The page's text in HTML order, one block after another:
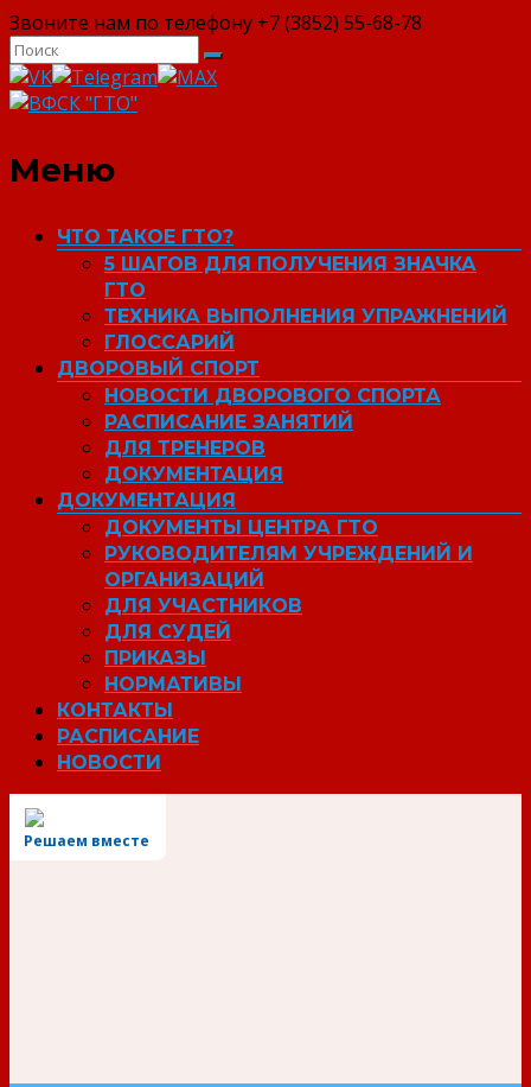
Звоните нам по телефону +7 (3852) 55-68-78
ВФСК "ГТО"
Меню
ЧТО ТАКОЕ ГТО?
5 ШАГОВ ДЛЯ ПОЛУЧЕНИЯ ЗНАЧКА
ГТО
ТЕХНИКА ВЫПОЛНЕНИЯ УПРАЖНЕНИЙ
ГЛОССАРИЙ
ДВОРОВЫЙ СПОРТ
НОВОСТИ ДВОРОВОГО СПОРТА
РАСПИСАНИЕ ЗАНЯТИЙ
ДЛЯ ТРЕНЕРОВ
ДОКУМЕНТАЦИЯ
ДОКУМЕНТАЦИЯ
ДОКУМЕНТЫ ЦЕНТРА ГТО
РУКОВОДИТЕЛЯМ УЧРЕЖДЕНИЙ И
ОРГАНИЗАЦИЙ
ДЛЯ УЧАСТНИКОВ
ДЛЯ СУДЕЙ
ПРИКАЗЫ
НОРМАТИВЫ
КОНТАКТЫ
РАСПИСАНИЕ
НОВОСТИ
Решаем вместе